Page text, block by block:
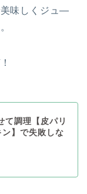
味しくジュ―
て調理【皮パリ
】で失敗しな